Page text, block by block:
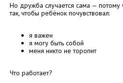
Но дружба случается сама — потому
так, чтобы ребёнок почувствовал:
я важен
я могу быть собой
меня никто не торопит
Что работает?